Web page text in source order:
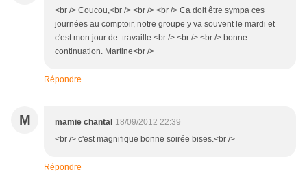
<br /> Coucou,<br /> <br /> <br /> Ca doit être sympa ces
journées au comptoir, notre groupe y va souvent le mardi et
c'est mon jour de travaille.<br /> <br /> <br /> bonne
continuation. Martine<br />
Répondre
M mamie chantal 18/09/2012 22:39
<br /> c'est magnifique bonne soirée bises.<br />
Répondre